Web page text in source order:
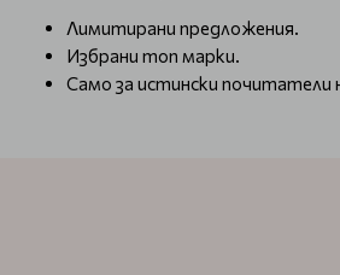
Лимитирани предложения.
Избрани топ марки.
Само за истински почитатели